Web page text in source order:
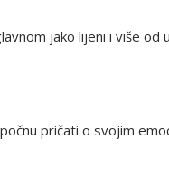
jako lijeni i više od
pričati o svojim